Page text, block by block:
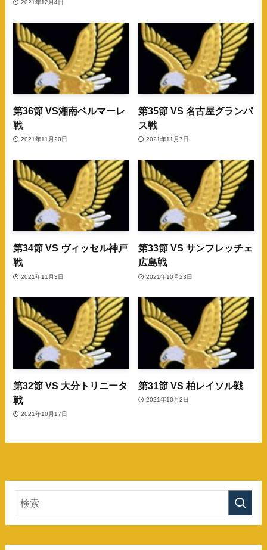
2021年12月4日
第36節 VS湘南ベルマーレ
戦
2021年11月20日
第35節 VS 名古屋グランパ
ス戦
2021年11月7日
第34節 VS ヴィッセル神戸
戦
2021年11月3日
第33節 VS サンフレッチェ
広島戦
2021年10月23日
第32節 VS 大分トリニータ
戦
2021年10月17日
第31節 VS 柏レイソル戦
2021年10月2日